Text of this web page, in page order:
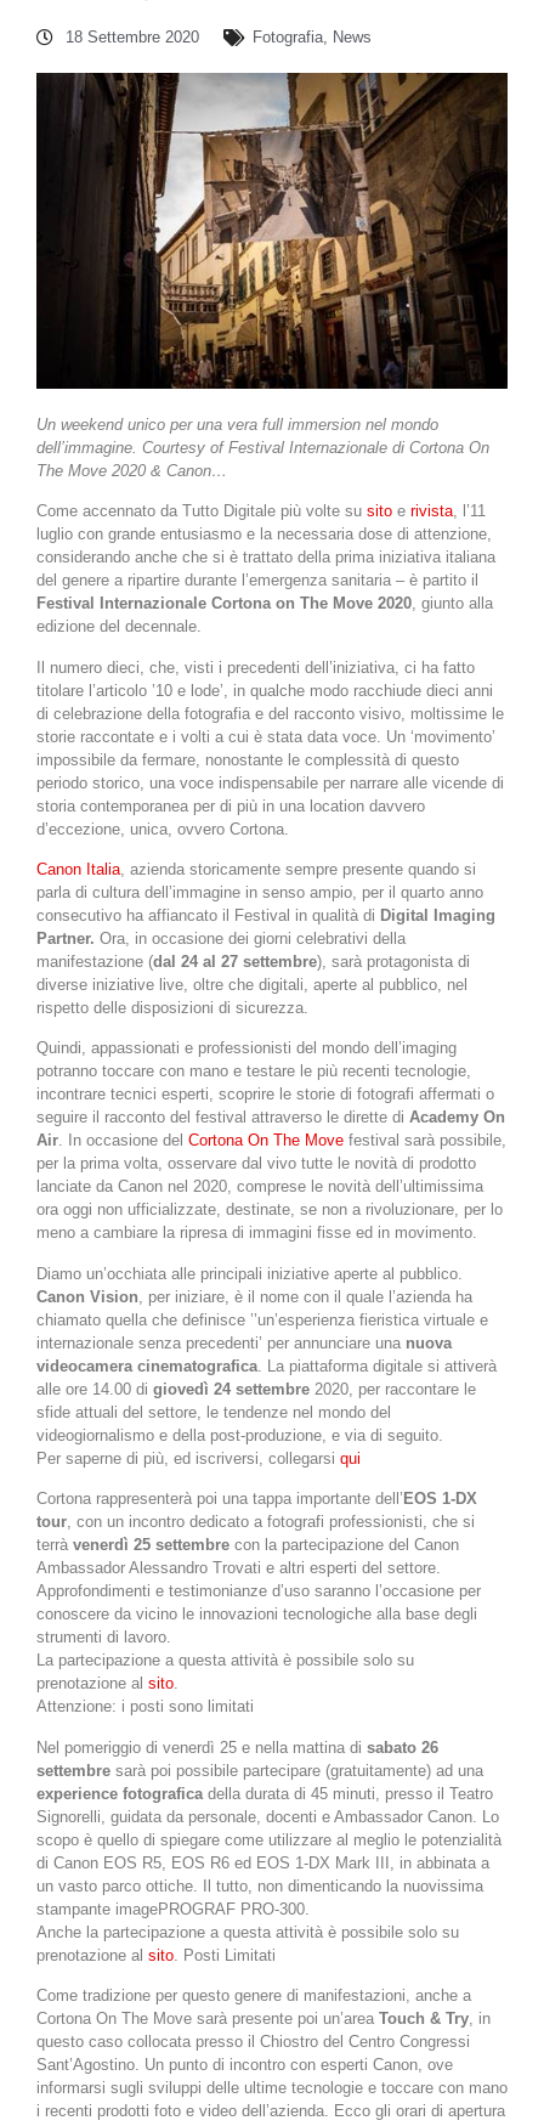
18 Settembre 2020 Fotografia, News
Un weekend unico per una vera full immersion nel mondo
dell’immagine. Courtesy of Festival Internazionale di Cortona On
The Move 2020 & Canon…
Come accennato da Tutto Digitale più volte su sito e rivista, l’11
luglio con grande entusiasmo e la necessaria dose di attenzione,
considerando anche che si è trattato della prima iniziativa italiana
del genere a ripartire durante l’emergenza sanitaria – è partito il
Festival Internazionale Cortona on The Move 2020, giunto alla
edizione del decennale.
Il numero dieci, che, visti i precedenti dell’iniziativa, ci ha fatto
titolare l’articolo ’10 e lode’, in qualche modo racchiude dieci anni
di celebrazione della fotografia e del racconto visivo, moltissime le
storie raccontate e i volti a cui è stata data voce. Un ‘movimento’
impossibile da fermare, nonostante le complessità di questo
periodo storico, una voce indispensabile per narrare alle vicende di
storia contemporanea per di più in una location davvero
d’eccezione, unica, ovvero Cortona.
Canon Italia, azienda storicamente sempre presente quando si
parla di cultura dell’immagine in senso ampio, per il quarto anno
consecutivo ha affiancato il Festival in qualità di Digital Imaging
Partner. Ora, in occasione dei giorni celebrativi della
manifestazione (dal 24 al 27 settembre), sarà protagonista di
diverse iniziative live, oltre che digitali, aperte al pubblico, nel
rispetto delle disposizioni di sicurezza.
Quindi, appassionati e professionisti del mondo dell’imaging
potranno toccare con mano e testare le più recenti tecnologie,
incontrare tecnici esperti, scoprire le storie di fotografi affermati o
seguire il racconto del festival attraverso le dirette di Academy On
Air. In occasione del Cortona On The Move festival sarà possibile,
per la prima volta, osservare dal vivo tutte le novità di prodotto
lanciate da Canon nel 2020, comprese le novità dell’ultimissima
ora oggi non ufficializzate, destinate, se non a rivoluzionare, per lo
meno a cambiare la ripresa di immagini fisse ed in movimento.
Diamo un’occhiata alle principali iniziative aperte al pubblico.
Canon Vision , per iniziare, è il nome con il quale l’azienda ha
chiamato quella che definisce ’’un’esperienza fieristica virtuale e
internazionale senza precedenti’ per annunciare una nuova
videocamera cinematografica . La piattaforma digitale si attiverà
alle ore 14.00 di giovedì 24 settembre 2020, per raccontare le
sfide attuali del settore, le tendenze nel mondo del
videogiornalismo e della post-produzione, e via di seguito.
Per saperne di più, ed iscriversi, collegarsi qui
Cortona rappresenterà poi una tappa importante dell’ EOS 1-DX
tour, con un incontro dedicato a fotografi professionisti, che si
terrà venerdì 25 settembre con la partecipazione del Canon
Ambassador Alessandro Trovati e altri esperti del settore.
Approfondimenti e testimonianze d’uso saranno l’occasione per
conoscere da vicino le innovazioni tecnologiche alla base degli
strumenti di lavoro.
La partecipazione a questa attività è possibile solo su
prenotazione al sito.
Attenzione: i posti sono limitati
Nel pomeriggio di venerdì 25 e nella mattina di sabato 26
settembre sarà poi possibile partecipare (gratuitamente) ad una
experience fotografica della durata di 45 minuti, presso il Teatro
Signorelli, guidata da personale, docenti e Ambassador Canon. Lo
scopo è quello di spiegare come utilizzare al meglio le potenzialità
di Canon EOS R5, EOS R6 ed EOS 1-DX Mark III, in abbinata a
un vasto parco ottiche. Il tutto, non dimenticando la nuovissima
stampante imagePROGRAF PRO-300.
Anche la partecipazione a questa attività è possibile solo su
prenotazione al sito . Posti Limitati
Come tradizione per questo genere di manifestazioni, anche a
Cortona On The Move sarà presente poi un’area Touch & Try, in
questo caso collocata presso il Chiostro del Centro Congressi
Sant’Agostino. Un punto di incontro con esperti Canon, ove
informarsi sugli sviluppi delle ultime tecnologie e toccare con mano
i recenti prodotti foto e video dell’azienda. Ecco gli orari di apertura